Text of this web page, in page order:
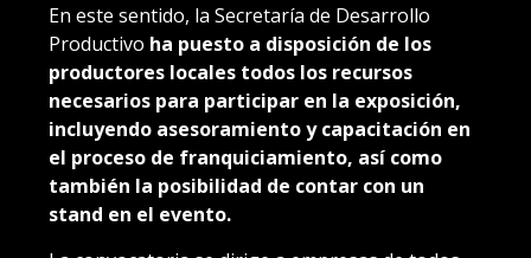
En este sentido, la Secretaría de Desarrollo
Productivo ha puesto a disposición de los
productores locales todos los recursos
necesarios para participar en la exposición,
incluyendo asesoramiento y capacitación en
el proceso de franquiciamiento, así como
también la posibilidad de contar con un
stand en el evento.